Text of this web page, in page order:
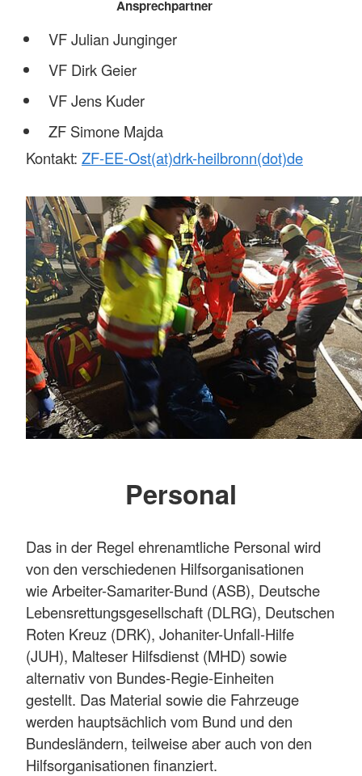
Ansprechpartner
VF Julian Junginger
VF Dirk Geier
VF Jens Kuder
ZF Simone Majda
Kontakt: ZF-EE-Ost(at)drk-heilbronn(dot)de
Personal
Das in der Regel ehrenamtliche Personal wird
von den verschiedenen Hilfsorganisationen
wie Arbeiter-Samariter-Bund (ASB), Deutsche
Lebensrettungsgesellschaft (DLRG), Deutschen
Roten Kreuz (DRK), Johaniter-Unfall-Hilfe
(JUH), Malteser Hilfsdienst (MHD) sowie
alternativ von Bundes-Regie-Einheiten
gestellt. Das Material sowie die Fahrzeuge
werden hauptsächlich vom Bund und den
Bundesländern, teilweise aber auch von den
Hilfsorganisationen finanziert.